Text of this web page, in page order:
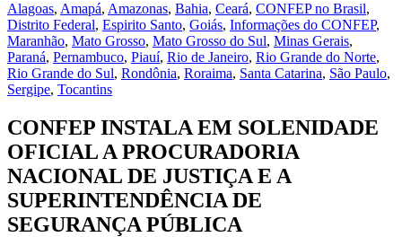
Alagoas, Amapá, Amazonas, Bahia, Ceará, CONFEP no Brasil,
Distrito Federal, Espirito Santo, Goiás, Informações do CONFEP,
Maranhão, Mato Grosso, Mato Grosso do Sul, Minas Gerais,
Paraná, Pernambuco, Piauí, Rio de Janeiro, Rio Grande do Norte,
Rio Grande do Sul, Rondônia, Roraima, Santa Catarina, São Paulo,
Sergipe, Tocantins
CONFEP INSTALA EM SOLENIDADE
OFICIAL A PROCURADORIA
NACIONAL DE JUSTIÇA E A
SUPERINTENDÊNCIA DE
SEGURANÇA PÚBLICA